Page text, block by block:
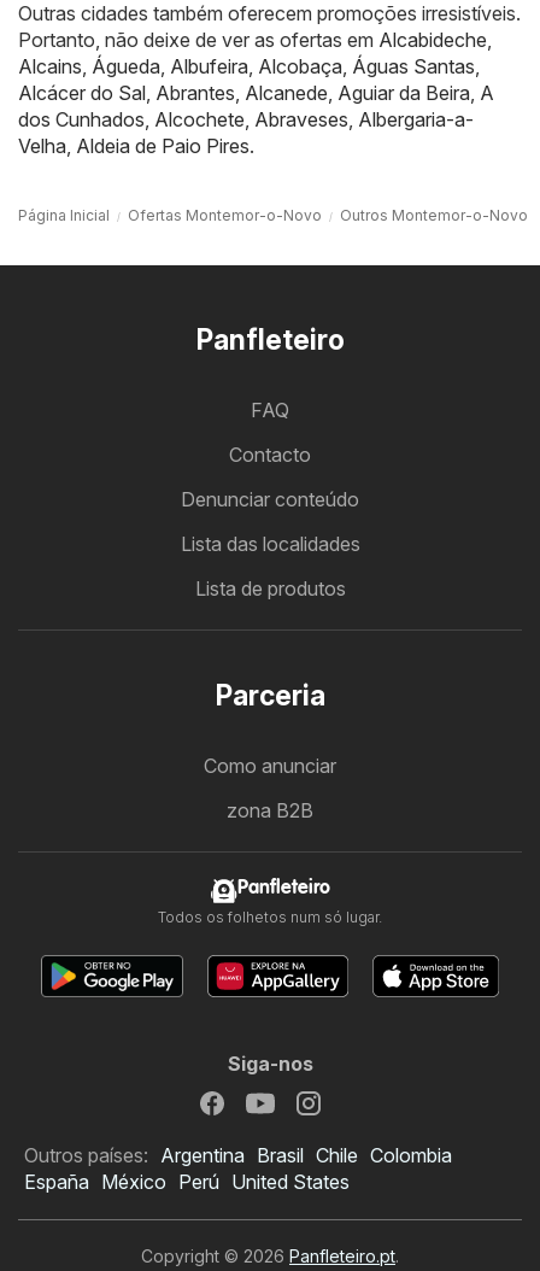
Outras cidades também oferecem promoções irresistíveis.
Portanto, não deixe de ver as ofertas em Alcabideche,
Alcains, Águeda, Albufeira, Alcobaça, Águas Santas,
Alcácer do Sal, Abrantes, Alcanede, Aguiar da Beira, A
dos Cunhados, Alcochete, Abraveses, Albergaria-a-
Velha, Aldeia de Paio Pires.
Página Inicial Ofertas Montemor-o-Novo Outros Montemor-o-Novo
Panfleteiro
FAQ
Contacto
Denunciar conteúdo
Lista das localidades
Lista de produtos
Parceria
Como anunciar
zona B2B
Panfleteiro
Todos os folhetos num só lugar.
Siga-nos
Outros países: Argentina Brasil Chile Colombia
España México Perú United States
Copyright © 2026 Panfleteiro.pt.